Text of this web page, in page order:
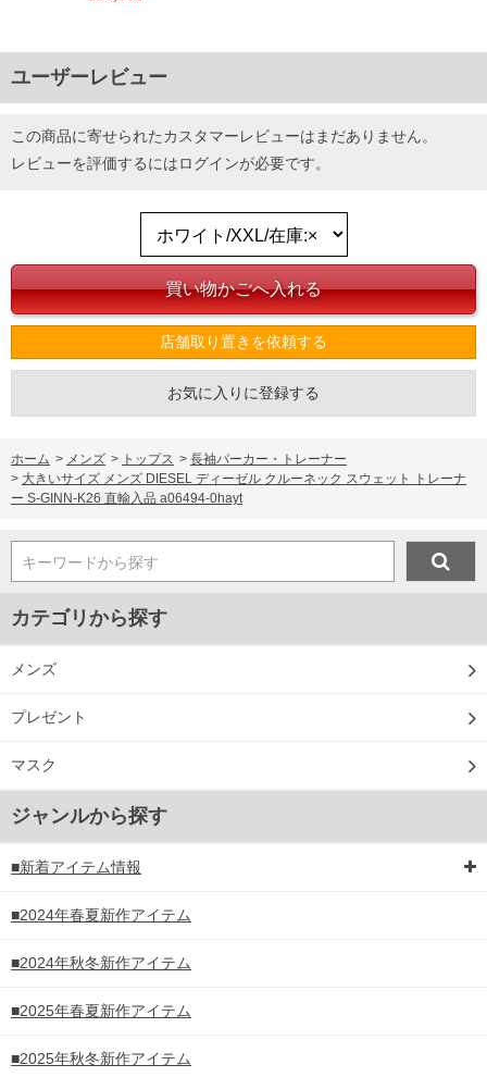
DETAIL
ユーザーレビュー
この商品に寄せられたカスタマーレビューはまだありません。
レビューを評価するにはログインが必要です。
店舗取り置きを依頼する
お気に入りに登録する
ホーム > メンズ > トップス > 長袖パーカー・トレーナー
> 大きいサイズ メンズ DIESEL ディーゼル クルーネック スウェット トレーナ
ー S-GINN-K26 直輸入品 a06494-0hayt
キーワードから探す
カテゴリから探す
メンズ
プレゼント
マスク
ジャンルから探す
■新着アイテム情報
■2024年春夏新作アイテム
■2024年秋冬新作アイテム
■2025年春夏新作アイテム
■2025年秋冬新作アイテム